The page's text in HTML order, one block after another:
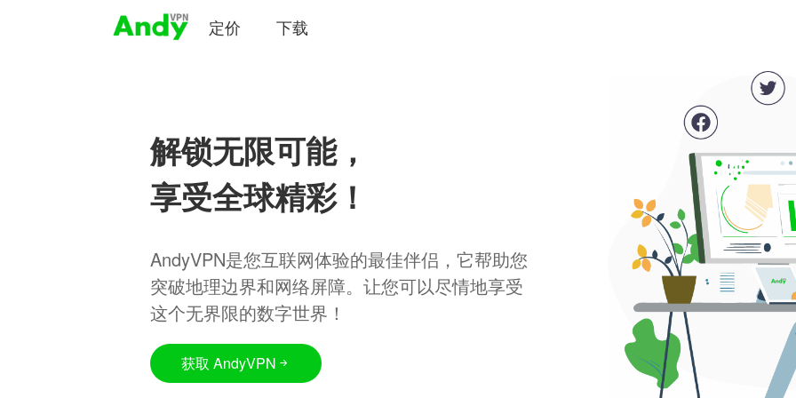
定价 下载
解锁无限可能，
享受全球精彩！
AndyVPN是您互联网体验的最佳伴侣，它帮助您
突破地理边界和网络屏障。让您可以尽情地享受
这个无界限的数字世界！
获取 AndyVPN